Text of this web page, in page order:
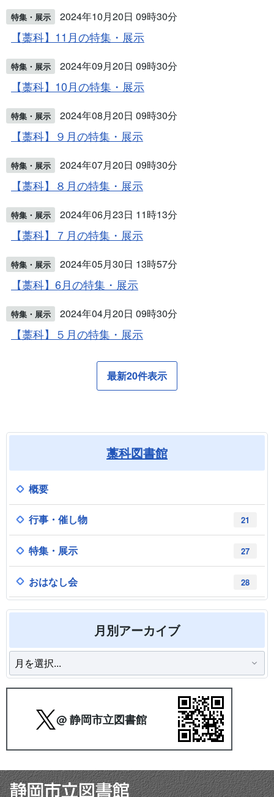
特集・展示 2024年10月20日 09時30分
【藁科】11月の特集・展示
特集・展示 2024年09月20日 09時30分
【藁科】10月の特集・展示
特集・展示 2024年08月20日 09時30分
【藁科】９月の特集・展示
特集・展示 2024年07月20日 09時30分
【藁科】８月の特集・展示
特集・展示 2024年06月23日 11時13分
【藁科】７月の特集・展示
特集・展示 2024年05月30日 13時57分
【藁科】6月の特集・展示
特集・展示 2024年04月20日 09時30分
【藁科】５月の特集・展示
最新20件表示
藁科図書館
概要
21
行事・催し物
27
特集・展示
28
おはなし会
月別アーカイブ
@ 静岡市立図書館